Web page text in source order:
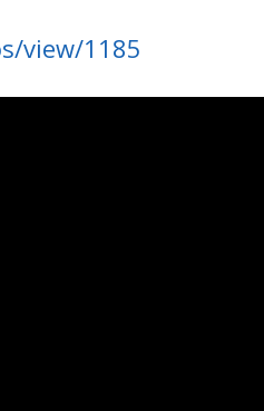
view/1185